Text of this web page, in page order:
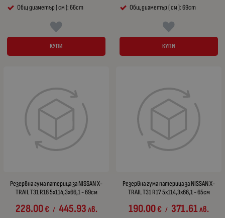
Общ диаметър ( см ): 66cm
КУПИ
Общ диаметър ( см ): 69cm
КУПИ
Резервна гума патерица за NISSAN X-
TRAIL T31 R18 5x114,3x66,1 - 69см
228.00€ / 445.93лв.
Резервна гума патерица за NISSAN X-
TRAIL T31 R17 5x114,3x66,1 - 65см
190.00€ / 371.61лв.